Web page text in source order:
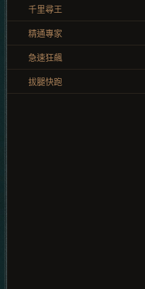
千里尋王
精通專家
急速狂飆
拔腿快跑